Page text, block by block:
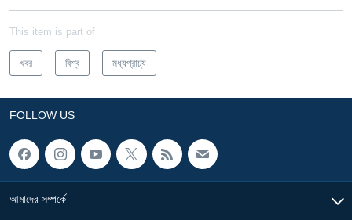
This item is part of
খবর বিশ্ব মধ্যপ্রাচ্য
FOLLOW US
আমাদের সম্পর্কে